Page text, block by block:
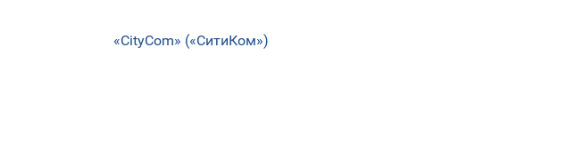
«CityCom» («СитиКом»)